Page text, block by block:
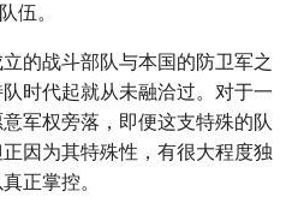
伍。
的战斗部队与本国的防卫军之
时代起就从未融洽过。对于一
军权旁落，即便这支特殊的队
因为其特殊性，有很大程度独
正掌控。